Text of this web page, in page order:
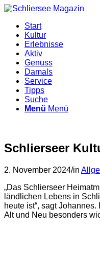
Start
Kultur
Erlebnisse
Aktiv
Genuss
Damals
Service
Tipps
Suche
Menü Menü
Schlierseer
2. November 2024/in
„Das Schlierseer
ländlichen Lebens in
heute ist“, sagt
Alt und Neu besonders